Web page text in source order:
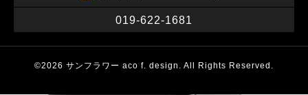
019-622-1681
©2026 サンフラワー aco f. design . All Rights Reserved.